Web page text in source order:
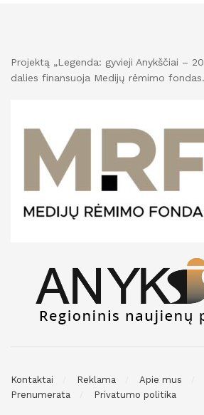
Projektą „Legenda: gyvieji Anykščiai –
dalies finansuoja Medijų rėmimo fondas.
Kontaktai Reklama Apie mus
Prenumerata
Privatumo politika